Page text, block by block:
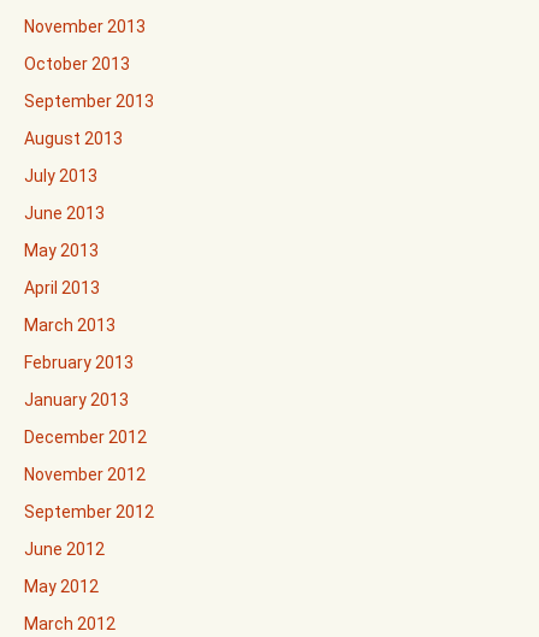
November 2013
October 2013
September 2013
August 2013
July 2013
June 2013
May 2013
April 2013
March 2013
February 2013
January 2013
December 2012
November 2012
September 2012
June 2012
May 2012
March 2012